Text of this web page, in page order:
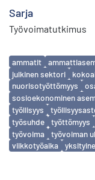
Sarja
Työvoimatutkimus
Avainsanat
ammatit
julkinen sektori
nuorisotyöttömyys
sosioekonominen
työllisyys
työsuhde
työttömyys
työvoima
työvoiman
viikkotyöaika